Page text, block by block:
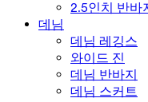
2.5인치 반바
데님
데님 레깅스
와이드 진
데님 반바지
데님 스커트